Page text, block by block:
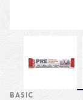
BASIC